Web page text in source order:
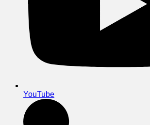
YouTube